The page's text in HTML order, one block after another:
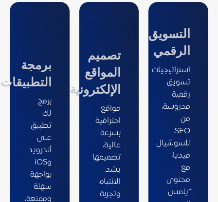
التسويق
الرقمي
استراتيجيات
تسويق
رقمية
مدروسة،
من
SEO،
للسوشيال
ميديا،
مع
محتوى
ّ يلمس
تصميم
المواقع
الإلكترونية
مواقع
احترافية
بسرعة
عالية،
تصميمها
يشد
الانتباه،
وتجربة
برمجة
التطبيقات
برمج
لك
تطبيق
على
أندرويد
وiOS
بواجهة
سهلة
وممتعة،